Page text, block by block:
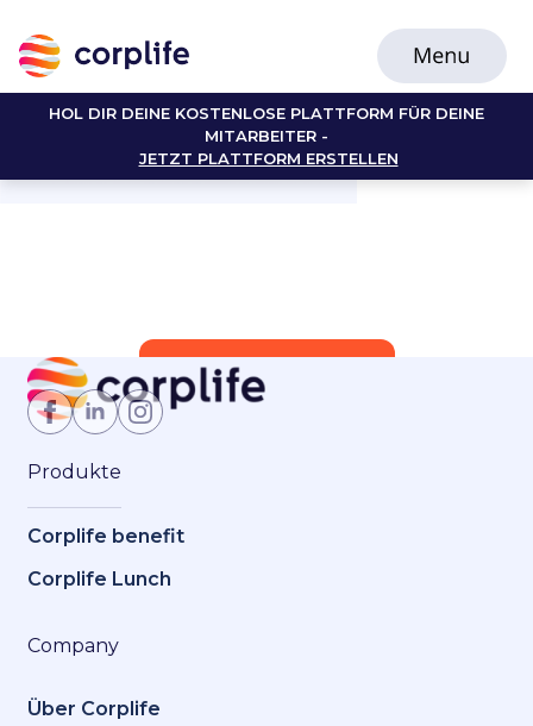
HOL DIR DEINE KOSTENLOSE PLATTFORM FÜR DEINE
MITARBEITER -
JETZT PLATTFORM ERSTELLEN
Jetzt Mitglied werden
Produkte
Corplife benefit
Corplife Lunch
Company
Über Corplife